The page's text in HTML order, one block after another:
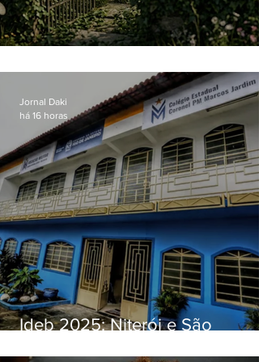
Ideb 2025: Niterói e São
Jornal Daki
há 16 horas